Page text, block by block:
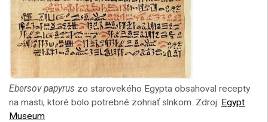
Ebersov papyrus zo starovekého Egypta obsahoval recepty
na masti, ktoré bolo potrebné zohriať slnkom. Zdroj: Egypt
Museum